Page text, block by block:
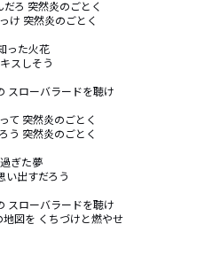
ろ 突然炎のごとく
け 突然炎のごとく
った火花
スしそう
スローバラードを聴け
て 突然炎のごとく
う 突然炎のごとく
ぎた夢
い出すだろう
スローバラードを聴け
図を くちづけと燃やせ